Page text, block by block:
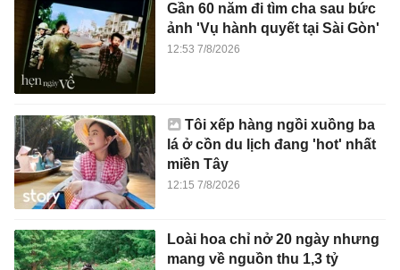
Gần 60 năm đi tìm cha sau bức
ảnh 'Vụ hành quyết tại Sài Gòn'
12:53 7/8/2026
Tôi xếp hàng ngồi xuồng ba
lá ở cồn du lịch đang 'hot' nhất
miền Tây
12:15 7/8/2026
Loài hoa chỉ nở 20 ngày nhưng
mang về nguồn thu 1,3 tỷ